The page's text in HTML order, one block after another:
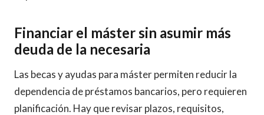
Financiar el máster sin asumir más
deuda de la necesaria
Las becas y ayudas para máster permiten reducir la
dependencia de préstamos bancarios, pero requieren
planificación. Hay que revisar plazos, requisitos,